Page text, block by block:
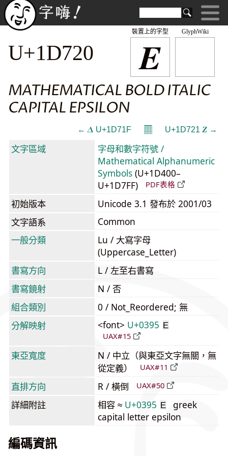
GlyphWiki
𝜠
裝置上的字型
U+1D720
MATHEMATICAL BOLD ITALIC
CAPITAL EPSILON
← 𝜟 U+1D71F 𝄜 U+1D721 𝜡 →
文字區域
字母和數字符號 /
Mathematical Alphanumeric
Symbols (U+1D400–
U+1D7FF)
PDF表格
初始版本
Unicode 3.1 發布於 2001/03
文字語系
Common
一般分類
Lu / 大寫字母
(Uppercase_Letter)
書寫方向
L / 左至右書寫
書寫鏡射
N / 否
組合類別
0 / Not_Reordered; 無
分解映射
<font> U+0395 Ε
UAX#15
東亞寬度
N / 中立（與東亞文字無關，無
從定義）
UAX#11
直排方向 R / 橫倒 UAX#50
詳細附註 相容 ≈ U+0395 Ε
greek
capital letter epsilon
編碼資訊